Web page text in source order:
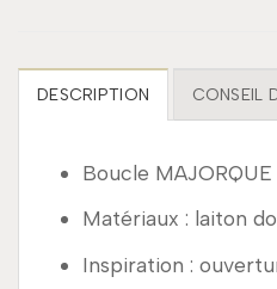
DESCRIPTION CONSEIL
Boucle
Matériaux : laiton
Inspiration :